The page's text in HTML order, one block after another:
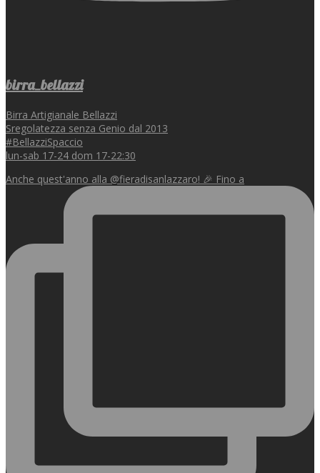
birra_bellazzi
Birra Artigianale Bellazzi
Sregolatezza senza Genio dal 2013
#BellazziSpaccio
lun-sab 17-24 dom 17-22:30
Anche quest'anno alla @fieradisanlazzaro! 🎉 Fino a